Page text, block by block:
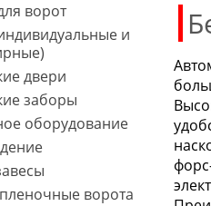
ворот
и
двери
заборы
оборудование
ворота